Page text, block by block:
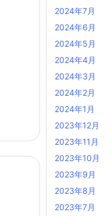
2024年7月
2024年6月
2024年5月
2024年4月
2024年3月
2024年2月
2024年1月
2023年12月
2023年11月
2023年10月
2023年9月
2023年8月
2023年7月